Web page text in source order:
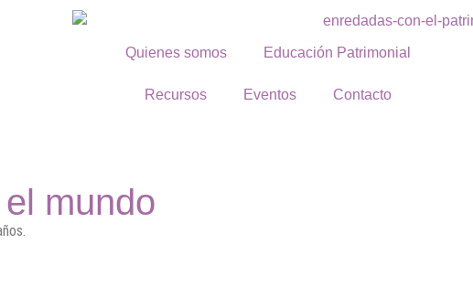
Quienes somos Educación Patrimonial
Recursos Eventos Contacto
mundo